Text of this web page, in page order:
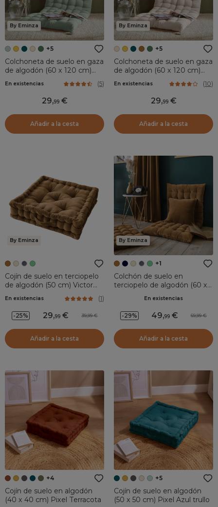
By Eminza
+5
Colchoneta de suelo en gaza
de algodón (60 x 120 cm)
En existencias (5)
29,99
Añadir a la cesta
By Eminza
+5
Colchoneta de suelo en gaza
de algodón (60 x 120 cm)
En existencias (10)
29,99
Añadir a la cesta
By Eminza
Cojín de suelo en terciopelo
de algodón (50 cm) Victor
En existencias (1)
-25% 29,99 39,99
Añadir a la cesta
By Eminza
+1
Colchón de suelo en
terciopelo de algodón (60 x
En existencias
-29% 49,99 69,99
Añadir a la cesta
+4
Cojín de suelo en algodón
(40 x 40 cm) Pixel Terracota
+5
Cojín de suelo en algodón
(50 x 50 cm) Pixel Azul trullo